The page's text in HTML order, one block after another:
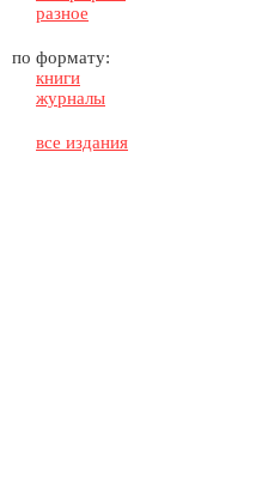
разное
по формату:
книги
журналы
все издания